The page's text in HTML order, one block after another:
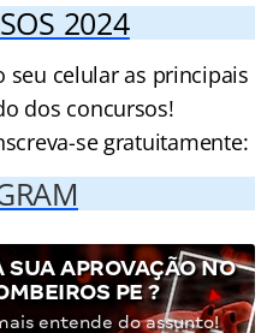
2024
seu celular as principais
dos concursos!
se gratuitamente:
SUA APROVAÇÃO NO
PE ?
entende do assunto!